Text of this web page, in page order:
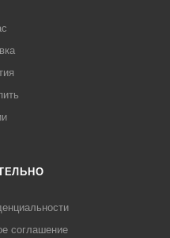
соглашение